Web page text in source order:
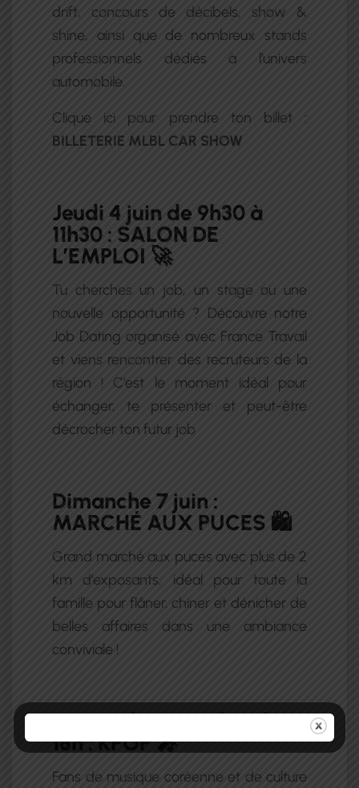
drift, concours de décibels, show &
shine, ainsi que de nombreux stands
professionnels dédiés à l’univers
automobile.
Clique ici pour prendre ton billet :
BILLETERIE MLBL CAR SHOW
Jeudi 4 juin de 9h30 à
11h30 : SALON DE
L’EMPLOI 🚀
Tu cherches un job, un stage ou une
nouvelle opportunité ? Découvre notre
Job Dating organisé avec France Travail
et viens rencontrer des recruteurs de la
région ! C’est le moment idéal pour
échanger, te présenter et peut-être
décrocher ton futur job
Dimanche 7 juin :
MARCHÉ AUX PUCES 🛍️
Grand marché aux puces avec plus de 2
km d’exposants, idéal pour toute la
famille pour flâner, chiner et dénicher de
belles affaires dans une ambiance
conviviale !
Mercredi 10 juin de 14h à
18h : KPOP 🎤
Fans de musique coréenne et de culture